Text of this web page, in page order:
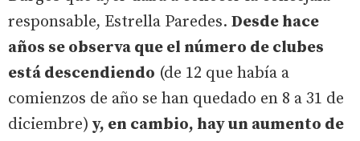
responsable, Estrella Paredes. Desde hace
años se observa que el número de clubes
está descendiendo (de 12 que había a
comienzos de año se han quedado en 8 a 31 de
diciembre) y, en cambio, hay un aumento de